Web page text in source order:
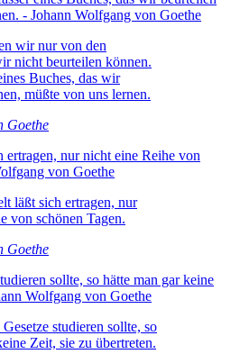
wir nur von den
nicht beurteilen können.
Buches, das wir
müßte von uns lernen.
Goethe
läßt sich ertragen, nur
von schönen Tagen.
Goethe
studieren sollte, so
Zeit, sie zu übertreten.